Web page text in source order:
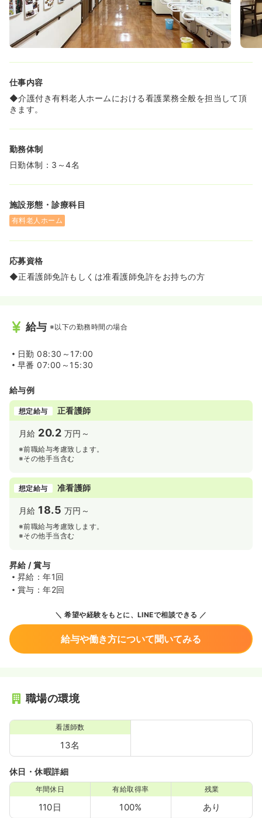
仕事内容
◆介護付き有料老人ホームにおける看護業務全般を担当して頂
きます。
勤務体制
日勤体制：3～4名
施設形態・診療科目
有料老人ホーム
応募資格
◆正看護師免許もしくは准看護師免許をお持ちの方
給与 ※以下の勤務時間の場合
日勤 08:30～17:00
早番 07:00～15:30
給与例
想定給与 正看護師
月給 20.2 万円～
※前職給与考慮致します。
※その他手当含む
想定給与 准看護師
月給 18.5 万円～
※前職給与考慮致します。
※その他手当含む
昇給 / 賞与
昇給：年1回
賞与：年2回
希望や経験をもとに、LINEで相談できる
給与や働き方について聞いてみる
職場の環境
看護師数
13名
休日・休暇詳細
年間休日
110日
有給取得率
100%
残業
あり